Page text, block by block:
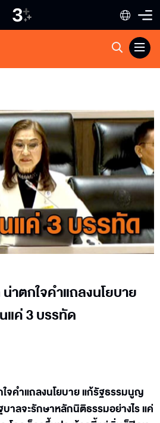
าตกใจคำแถลงนโยบาย
แค่ 3 บรรทัด
จคำแถลงนโยบาย แก้รัฐธรรมนูญ
าลจะรักษาหลักนิติธรรมอย่างไร แค่